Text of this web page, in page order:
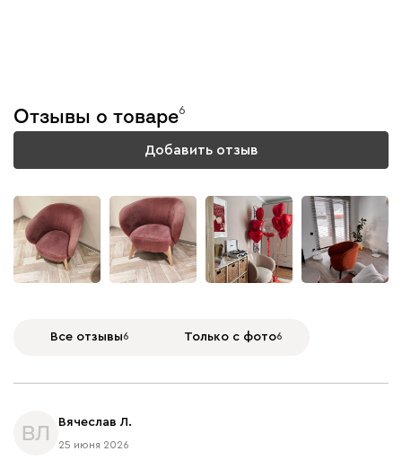
Подробнее
Отзывы о товаре6
Добавить отзыв
Все отзывы6 Только с фото6
ВЛ
Вячеслав Л.
25 июня 2026